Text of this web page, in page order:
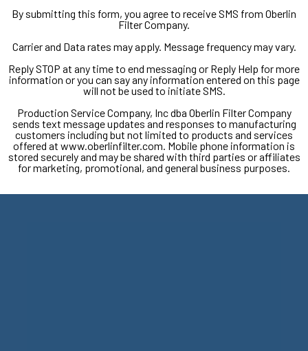
By submitting this form, you agree to receive SMS from Oberlin
Filter Company.
Carrier and Data rates may apply. Message frequency may vary.
Reply STOP at any time to end messaging or Reply Help for more
information or you can say any information entered on this page
will not be used to initiate SMS.
Production Service Company, Inc dba Oberlin Filter Company
sends text message updates and responses to manufacturing
customers including but not limited to products and services
offered at www.oberlinfilter.com. Mobile phone information is
stored securely and may be shared with third parties or affiliates
for marketing, promotional, and general business purposes.